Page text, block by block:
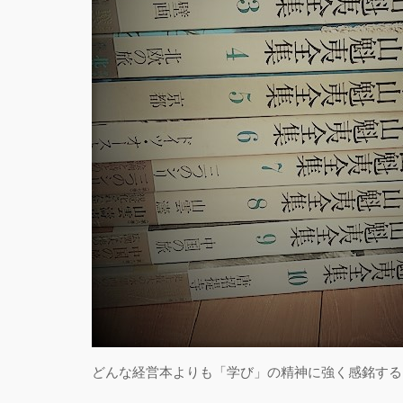
どんな経営本よりも「学び」の精神に強く感銘す